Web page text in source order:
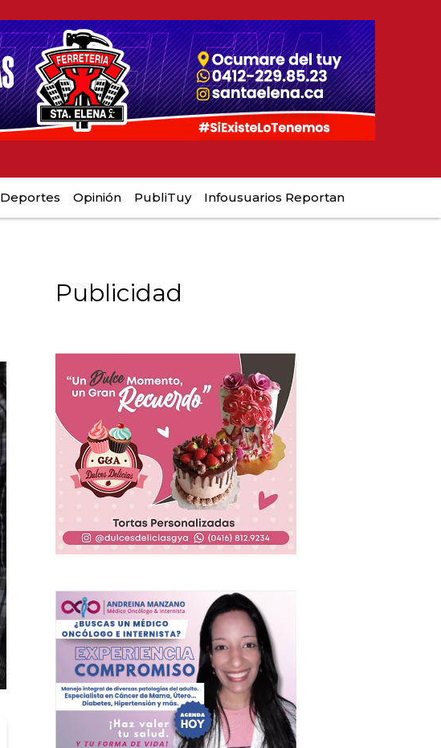
Deportes Opinión PubliTuy Infousuarios Reportan
Publicidad